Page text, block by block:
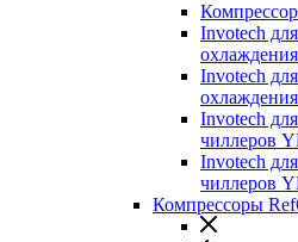
Invotech
Invotech
Invotech
чиллеров
Invotech
чиллеров
Компрессоры